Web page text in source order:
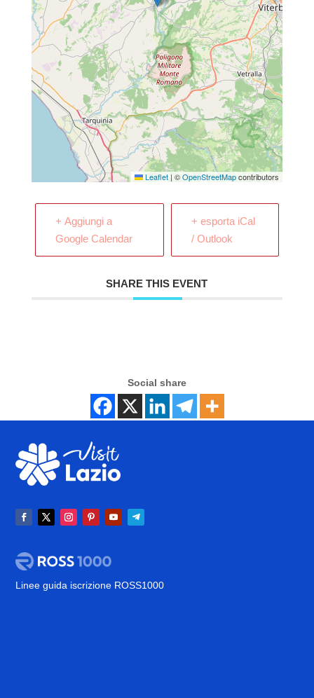
Leaflet | ©OpenStreetMapcontributors
+ Aggiungi a
Google Calendar
+ esporta iCal
/ Outlook
SHARE THIS EVENT
Social share
Linee guida iscrizione ROSS1000